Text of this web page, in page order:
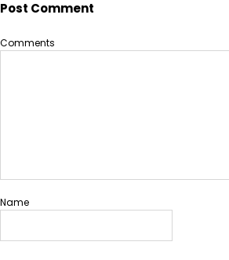
Post Comment
Comments
Name